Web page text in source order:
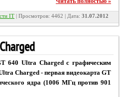
IT | Просмотров: 4462 | Дата: 31.07.2012
640 Ultra Charged с графическим
Charged - первая видеокарта GT
ядра (1006 МГц против 901